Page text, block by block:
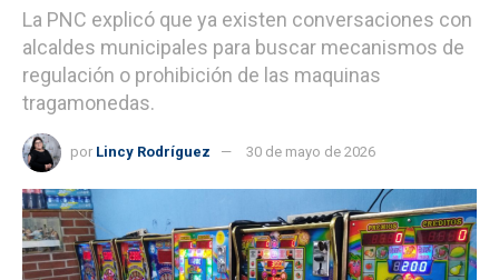
La PNC explicó que ya existen conversaciones con
alcaldes municipales para buscar mecanismos de
regulación o prohibición de las maquinas
tragamonedas.
por Lincy Rodríguez 30 de mayo de 2026